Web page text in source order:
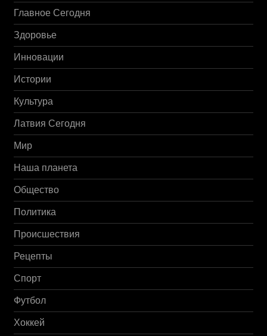
Главное Сегодня
Здоровье
Инновации
Истории
Культура
Латвия Сегодня
Мир
Наша планета
Общество
Политика
Происшествия
Рецепты
Спорт
Футбол
Хоккей